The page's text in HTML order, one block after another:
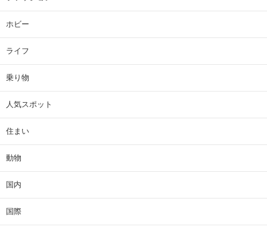
ホビー
ライフ
乗り物
人気スポット
住まい
動物
国内
国際